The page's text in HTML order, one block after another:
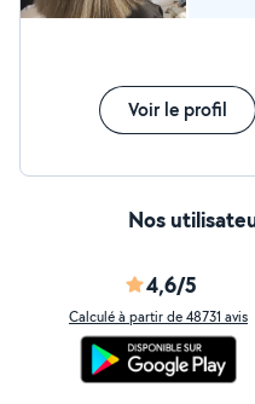
Voir le profil
Nos
4,6/5
Calculé à partir de 48731 avis